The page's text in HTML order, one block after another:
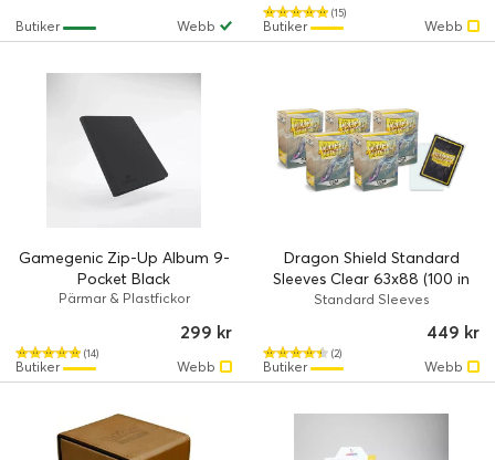
Webb
Butiker
(15)
Webb
Butiker
Gamegenic Zip-Up Album 9-
Pocket Black
Pärmar & Plastfickor
(14)
299 kr
Webb
Butiker
Dragon Shield Standard
Sleeves Clear 63x88 (100 in
box) - 5-pack
Standard Sleeves
(2)
449 kr
Webb
Butiker